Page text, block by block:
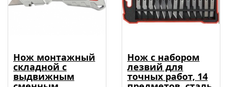
Нож монтажный
складной с
выдвижным
Нож с набором
лезвий для
точных работ, 14